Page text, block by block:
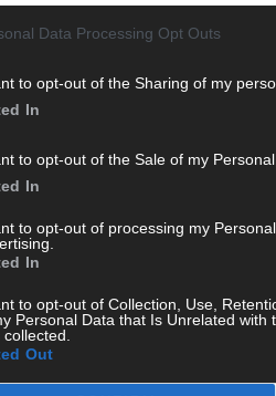
Data Processing Opt Outs
to opt-out of the Sharing of my
In
to opt-out of the Sale of my Personal
In
to opt-out of processing my
In
to opt-out of Collection, Use,
Personal Data that Is Unrelated with
Out